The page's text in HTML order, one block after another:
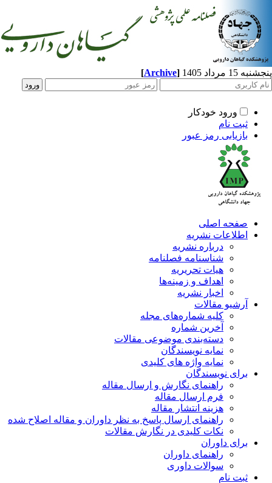
مرداد 1405 [Archive]
ورود خودکار
ثبت نام
بازیابی رمز عبور
صفحه اصلی
اطلاعات نشریه
درباره نشریه
شناسنامه فصلنامه
هیات تحریریه
اهداف و زمینه‌ها
اخبار نشریه
آرشیو مقالات
کلیه شماره‌های مجله
آخرین شماره
دسته‌بندی موضوعی مقالات
نمایه نویسندگان
نمایه واژه های کلیدی
برای نویسندگان
راهنمای نگارش و ارسال مقاله
فرم ارسال مقاله
هزینه انتشار مقاله
راهنمای ارسال پاسخ به نظر داوران و مقاله اصلاح شده
نکات کلیدی در نگارش مقالات
برای داوران
راهنمای داوران
سوالات داوری
ثبت نام